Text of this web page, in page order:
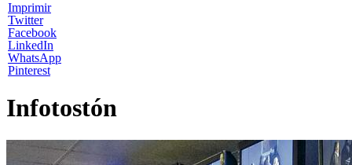
Imprimir
Twitter
Facebook
LinkedIn
WhatsApp
Pinterest
Infotostón